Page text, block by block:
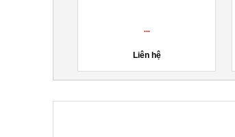
...
Liên hệ